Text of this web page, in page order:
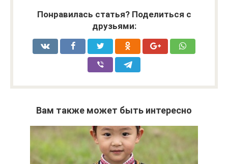
Понравилась статья? Поделиться с
друзьями:
Вам также может быть интересно